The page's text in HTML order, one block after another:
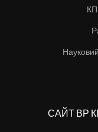
САЙТ ВР